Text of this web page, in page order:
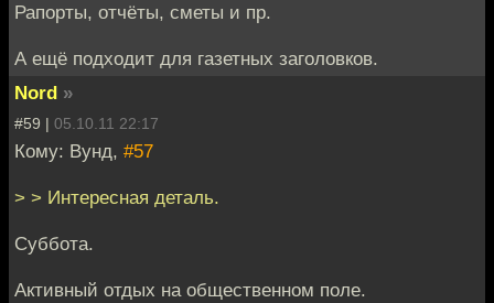
Рапорты, отчёты, сметы и пр.
А ещё подходит для газетных заголовков.
Nord »
#59 | 05.10.11 22:17
Кому: Вунд, #57
> > Интересная деталь.
Суббота.
Активный отдых на общественном поле.